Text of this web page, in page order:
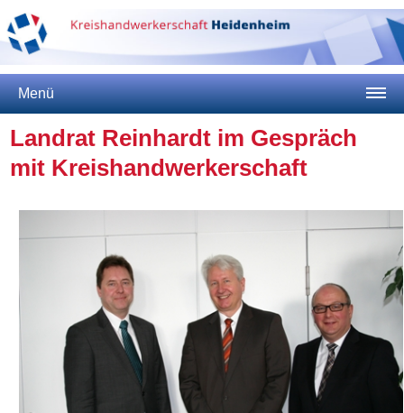
Menü
Landrat Reinhardt im Gespräch
mit Kreishandwerkerschaft